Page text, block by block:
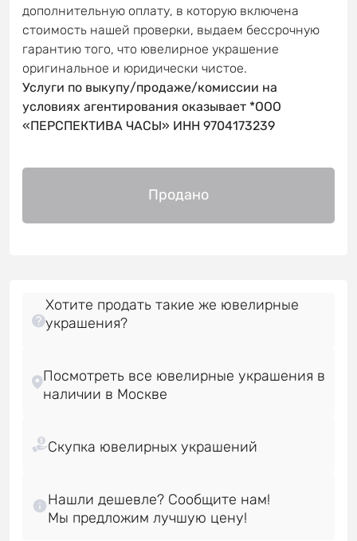
дополнительную оплату, в которую включена
стоимость нашей проверки, выдаем бессрочную
гарантию того, что ювелирное украшение
оригинальное и юридически чистое.
Услуги по выкупу/продаже/комиссии на
условиях агентирования оказывает *ООО
«ПЕРСПЕКТИВА ЧАСЫ» ИНН 9704173239
Продано
Хотите продать такие же ювелирные
украшения?
Посмотреть все ювелирные украшения в
Нашли дешевле? Сообщите нам!